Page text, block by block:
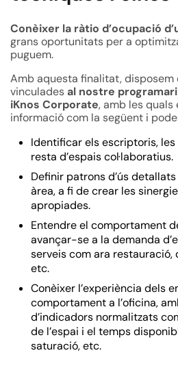
Conèixer la ràtio d’ocupació
grans oportunitats per a
puguem.
Amb aquesta finalitat, disposem
vinculades al nostre
iKnos Corporate, amb les
informació com la següent i
Identificar els escriptoris,
resta d’espais col·laboratius.
Definir patrons d’ús
àrea, a fi de crear les
apropiades.
Entendre el comportament
avançar-se a la demanda
serveis com ara
etc.
Conèixer l’experiència dels
comportament a l’oficina,
d’indicadors normalitzats
de l’espai i el temps
saturació, etc.